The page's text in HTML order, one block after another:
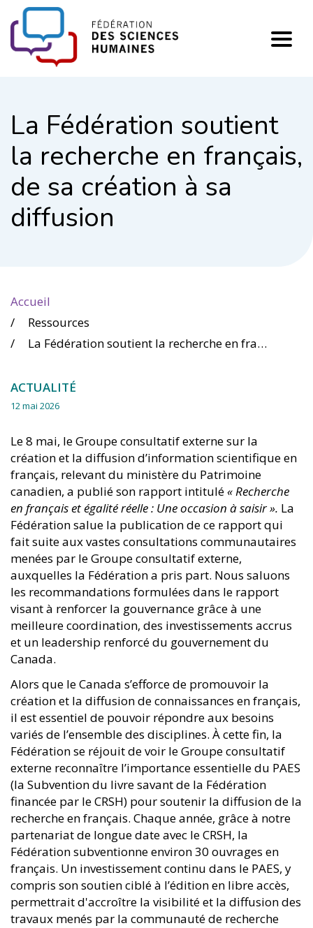
La Fédération soutient
la recherche en français,
de sa création à sa
diffusion
Accueil
Ressources
La Fédération soutient la recherche en français, de sa création à sa diffusion
ACTUALITÉ
12 mai 2026
Le 8 mai, le Groupe consultatif externe sur la
création et la diffusion d’information scientifique en
français, relevant du ministère du Patrimoine
canadien, a publié son rapport intitulé« Recherche
en français et égalité réelle : Une occasion à saisir ». La
Fédération salue la publication de ce rapport qui
fait suite aux vastes consultations communautaires
menées par le Groupe consultatif externe,
auxquelles la Fédération a pris part. Nous saluons
les recommandations formulées dans le rapport
visant à renforcer la gouvernance grâce à une
meilleure coordination, des investissements accrus
et un leadership renforcé du gouvernement du
Canada.
Alors que le Canada s’efforce de promouvoir la
création et la diffusion de connaissances en français,
il est essentiel de pouvoir répondre aux besoins
variés de l’ensemble des disciplines. À cette fin, la
Fédération se réjouit de voir le Groupe consultatif
externe reconnaître l’importance essentielle du PAES
(la Subvention du livre savant de la Fédération
financée par le CRSH) pour soutenir la diffusion de la
recherche en français. Chaque année, grâce à notre
partenariat de longue date avec le CRSH, la
Fédération subventionne environ 30 ouvrages en
français. Un investissement continu dans le PAES, y
compris son soutien ciblé à l’édition en libre accès,
permettrait d'accroître la visibilité et la diffusion des
travaux menés par la communauté de recherche